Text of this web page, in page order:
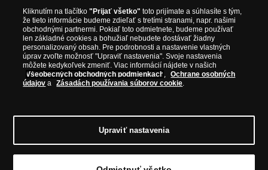
© Copyright 2026 - Národná Pokladnica, s. r. o.; Námestie Mateja Korvína 1,
www.narodnapokladnica.sk; IČO: 45 480 206, DIČ: SK2023004302
Upraviť nastavenie súborov cookie môžetekliknutím na tento
odkaz.
Kliknutím na tlačítko"Prijať všetko" toto prijímate a súhlasíte s tým,
že tieto informácie budeme zdieľať s tretími stranami, napr. našimi
obchodnými partnermi. Pokiaľ toto odmietnete, budeme používať
len základné cookies a bohužiaľ nebudete dostávať žiadny
personalizovaný obsah. Pre podrobnosti a nastavenie vlastných
úprav zvoľte možnosť "Upraviť nastavenia". Svoje nastavenia
môžete kedykoľvek zmeniť. Viac informácií nájdete v našich
Všeobecných obchodných podmienkach ,
Ochrane osobných
údajov a Zásadách používania súborov cookie.
Upraviť nastavenia